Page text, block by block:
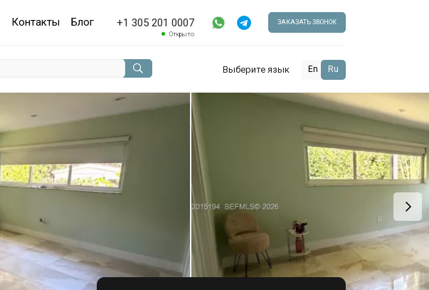
Контакты Блог +1 305 201 0007
Открыто
ЗАКАЗАТЬ ЗВОНОК
Выберите язык En Ru